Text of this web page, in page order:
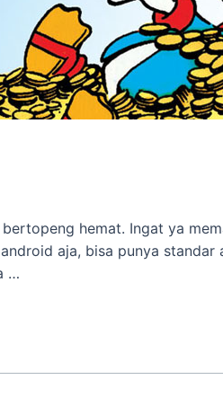
hemat. Ingat ya
aja, bisa punya
…